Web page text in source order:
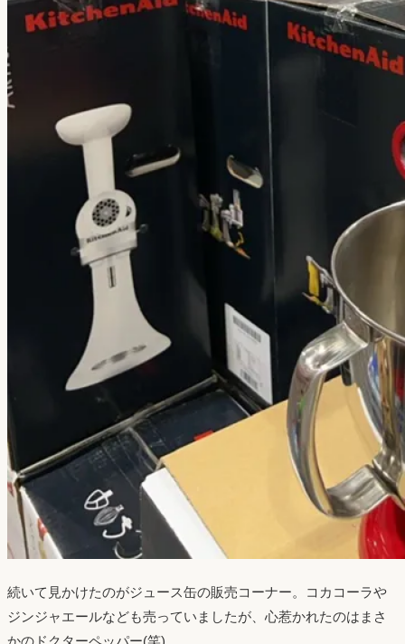
続いて見かけたのがジュース缶の販売コーナー。コカコーラや
ジンジャエールなども売っていましたが、心惹かれたのはまさ
かのドクターペッパー(笑)